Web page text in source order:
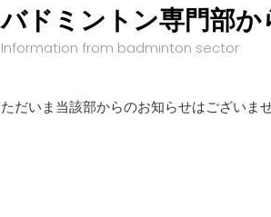
バドミントン専門部か
Information from badminton sector
ただいま当該部からのお知らせはございませ